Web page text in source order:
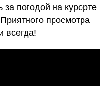
погодой на курорте
просмотра
всегда!